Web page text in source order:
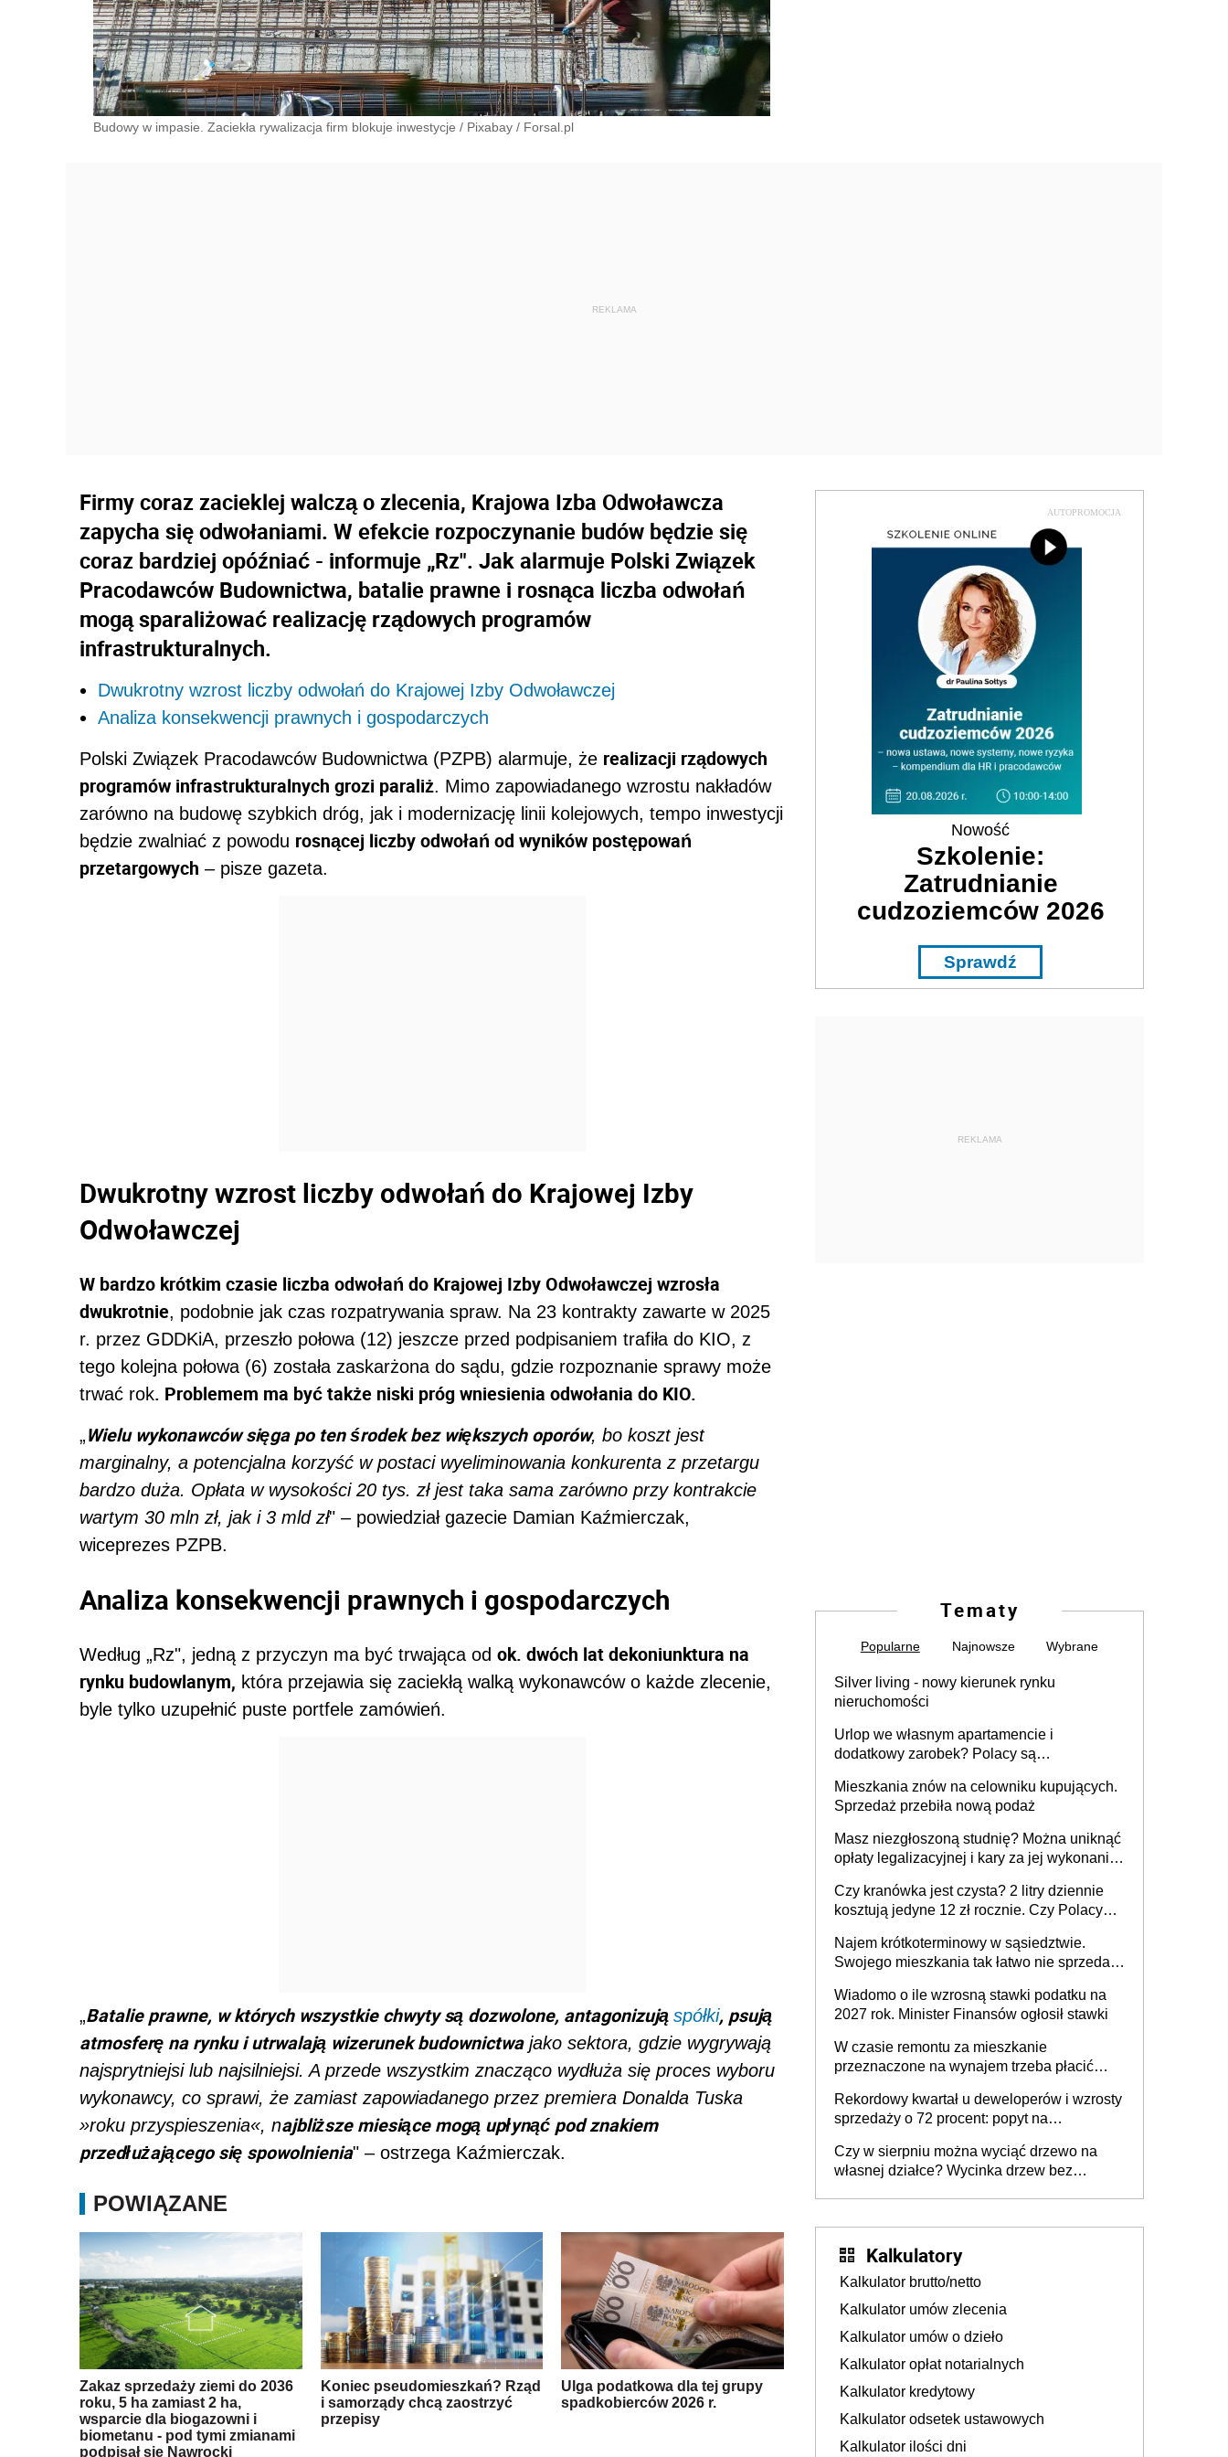
Budowy w impasie. Zaciekła rywalizacja firm blokuje inwestycje / Pixabay / Forsal.pl
Firmy coraz zacieklej walczą o zlecenia, Krajowa Izba Odwoławcza
zapycha się odwołaniami. W efekcie rozpoczynanie budów będzie się
coraz bardziej opóźniać - informuje „Rz". Jak alarmuje Polski Związek
Pracodawców Budownictwa, batalie prawne i rosnąca liczba odwołań
mogą sparaliżować realizację rządowych programów
infrastrukturalnych.
Dwukrotny wzrost liczby odwołań do Krajowej Izby Odwoławczej
Analiza konsekwencji prawnych i gospodarczych
Polski Związek Pracodawców Budownictwa (PZPB) alarmuje, że realizacji rządowych
programów infrastrukturalnych grozi paraliż. Mimo zapowiadanego wzrostu nakładów
zarówno na budowę szybkich dróg, jak i modernizację linii kolejowych, tempo inwestycji
będzie zwalniać z powodu rosnącej liczby odwołań od wyników postępowań
przetargowych – pisze gazeta.
Dwukrotny wzrost liczby odwołań do Krajowej Izby
Odwoławczej
W bardzo krótkim czasie liczba odwołań do Krajowej Izby Odwoławczej wzrosła
dwukrotnie, podobnie jak czas rozpatrywania spraw. Na 23 kontrakty zawarte w 2025
r. przez GDDKiA, przeszło połowa (12) jeszcze przed podpisaniem trafiła do KIO, z
tego kolejna połowa (6) została zaskarżona do sądu, gdzie rozpoznanie sprawy może
trwać rok. Problemem ma być także niski próg wniesienia odwołania do KIO.
„Wielu wykonawców sięga po ten środek bez większych oporów, bo koszt jest
marginalny, a potencjalna korzyść w postaci wyeliminowania konkurenta z przetargu
bardzo duża. Opłata w wysokości 20 tys. zł jest taka sama zarówno przy kontrakcie
wartym 30 mln zł, jak i 3 mld zł" – powiedział gazecie Damian Kaźmierczak,
wiceprezes PZPB.
Analiza konsekwencji prawnych i gospodarczych
Według „Rz", jedną z przyczyn ma być trwająca od ok. dwóch lat dekoniunktura na
rynku budowlanym, która przejawia się zaciekłą walką wykonawców o każde zlecenie,
byle tylko uzupełnić puste portfele zamówień.
„Batalie prawne, w których wszystkie chwyty są dozwolone, antagonizują spółki, psują
atmosferę na rynku i utrwalają wizerunek budownictwajako sektora, gdzie wygrywają
najsprytniejsi lub najsilniejsi. A przede wszystkim znacząco wydłuża się proces wyboru
wykonawcy, co sprawi, że zamiast zapowiadanego przez premiera Donalda Tuska
»roku przyspieszenia«, najbliższe miesiące mogą upłynąć pod znakiem
przedłużającego się spowolnienia" – ostrzega Kaźmierczak.
POWIĄZANE
Zakaz sprzedaży ziemi do 2036
roku, 5 ha zamiast 2 ha,
wsparcie dla biogazowni i
biometanu - pod tymi zmianami
podpisał się Nawrocki
Koniec pseudomieszkań? Rząd
i samorządy chcą zaostrzyć
przepisy
Ulga podatkowa dla tej grupy
spadkobierców 2026 r.
AUTOPROMOCJA
Nowość
Szkolenie:
Zatrudnianie
cudzoziemców 2026
Sprawdź
REKLAMA
Tematy
Popularne Najnowsze Wybrane
Silver living - nowy kierunek rynku
nieruchomości
Urlop we własnym apartamencie i
dodatkowy zarobek? Polacy są
Mieszkania znów na celowniku kupujących.
Sprzedaż przebiła nową podaż
Masz niezgłoszoną studnię? Można uniknąć
opłaty legalizacyjnej i kary za jej wykonanie,
Czy kranówka jest czysta? 2 litry dziennie
kosztują jedyne 12 zł rocznie. Czy Polacy
Najem krótkoterminowy w sąsiedztwie.
Swojego mieszkania tak łatwo nie sprzedaż
Wiadomo o ile wzrosną stawki podatku na
2027 rok. Minister Finansów ogłosił stawki
W czasie remontu za mieszkanie
przeznaczone na wynajem trzeba płacić
realizuje w nim potrzeb mieszkaniowych
Rekordowy kwartał u deweloperów i wzrosty
sprzedaży o 72 procent: popyt na
Czy w sierpniu można wyciąć drzewo na
własnej działce? Wycinka drzew bez
Kalkulatory
Kalkulator brutto/netto
Kalkulator umów zlecenia
Kalkulator umów o dzieło
Kalkulator opłat notarialnych
Kalkulator kredytowy
Kalkulator odsetek ustawowych
Kalkulator ilości dni